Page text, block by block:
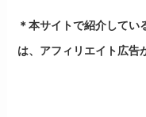
＊本サイトで紹介してい
は、アフィリエイト広告